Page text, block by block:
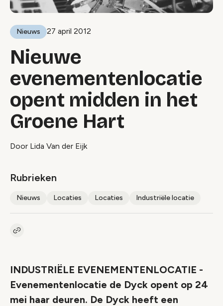
Nieuws 27 april 2012
Nieuwe
evenementenlocatie
opent midden in het
Groene Hart
Door Lida Van der Eijk
Rubrieken
Nieuws Locaties Locaties Industriële locatie
Kopieer link naar artikel
INDUSTRIËLE EVENEMENTENLOCATIE -
Evenementenlocatie de Dyck opent op 24
mei haar deuren. De Dyck heeft een